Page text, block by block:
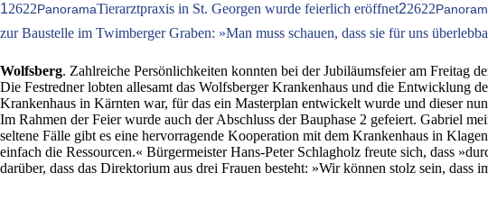
12622PanoramaTierarztpraxis in St. Georgen wurde feierlich eröffnet22622
zur Baustelle im Twimberger Graben: »Man muss schauen, dass sie für uns
Wolfsberg. Zahlreiche Persönlichkeiten konnten bei der Jubiläumsfeier am Freitag
Die Festredner lobten allesamt das Wolfsberger Krankenhaus und die Entwicklung
Krankenhaus in Kärnten war, für das ein Masterplan entwickelt wurde und dieser
Im Rahmen der Feier wurde auch der Abschluss der Bauphase 2 gefeiert. Gabriel
seltene Fälle gibt es eine hervorragende Kooperation mit dem Krankenhaus in
einfach die Ressourcen.« Bürgermeister Hans-Peter Schlagholz freute sich, dass
darüber, dass das Direktorium aus drei Frauen besteht: »Wir können stolz sein,